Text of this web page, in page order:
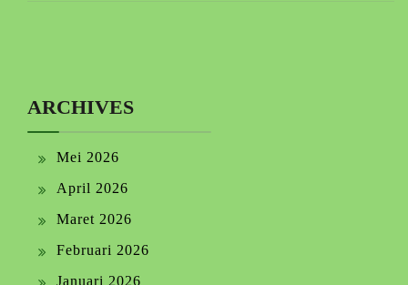
ARCHIVES
Mei 2026
April 2026
Maret 2026
Februari 2026
Januari 2026